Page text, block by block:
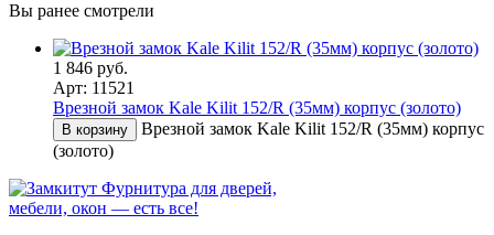
Вы ранее смотрели
1 846 руб.
Арт: 11521
Врезной замок Kale Kilit 152/R (35мм) корпус (золото)
В корзину
Врезной замок Kale Kilit 152/R (35мм) корпус
(золото)
Фурнитура для дверей,
мебели, окон — есть все!